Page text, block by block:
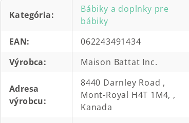
Kategória:
Bábiky a doplnky pre
bábiky
EAN:
062243491434
Výrobca: Maison Battat Inc.
Adresa
výrobcu:
8440 Darnley Road ,
Mont-Royal H4T 1M4, ,
Kanada